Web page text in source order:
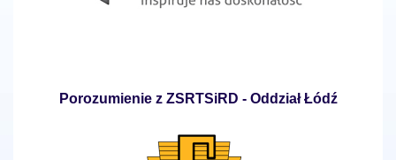
Porozumienie z ZSRTSiRD - Oddział Łódź